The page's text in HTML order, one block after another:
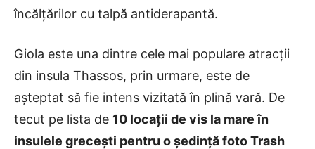
încălțărilor cu talpă antiderapantă.
Giola este una dintre cele mai populare atracții
din insula Thassos, prin urmare, este de
așteptat să fie intens vizitată în plină vară. De
tecut pe lista de 10 locații de vis la mare în
insulele grecești pentru o ședință foto Trash